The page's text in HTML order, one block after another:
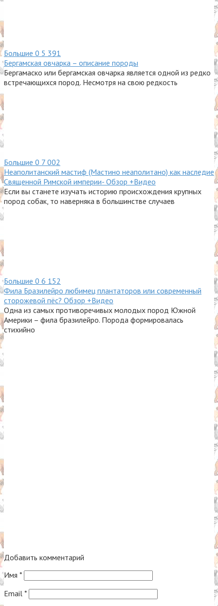
Большие 0 5 391
Бергамская овчарка – описание породы
Бергамаско или бергамская овчарка является одной из редко
встречающихся пород. Несмотря на свою редкость
Большие 0 7 002
Неаполитанский мастиф (Мастино неаполитано) как наследие
Священной Римской империи- Обзор +Видео
Если вы станете изучать историю происхождения крупных
пород собак, то наверняка в большинстве случаев
Большие 0 6 152
Фила Бразилейро любимец плантаторов или современный
сторожевой пёс? Обзор +Видео
Одна из самых противоречивых молодых пород Южной
Америки – фила бразилейро. Порода формировалась
стихийно
Добавить комментарий
Имя *
Email *